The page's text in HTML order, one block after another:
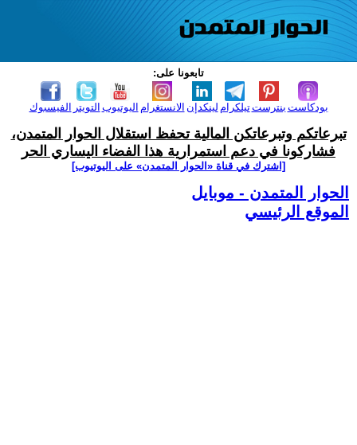
تابعونا على:
الفيسبوك التويتر اليوتيوب الانستغرام لينكدإن تيلكرامبنترست بودكاست
تبرعاتكم وتبرعاتكن المالية تحفظ استقلال الحوار المتمدن،
فشاركونا في دعم استمرارية هذا الفضاء اليساري الحر
[اشترك في قناة ‫«الحوار المتمدن» على اليوتيوب]
الحوار المتمدن - موبايل
الموقع الرئيسي